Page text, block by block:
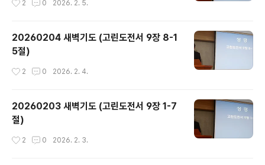
2 0 2026. 2. 5.
20260204 새벽기도 (고린도전서 9장 8-1
5절)
2 0 2026. 2. 4.
20260203 새벽기도 (고린도전서 9장 1-7
절)
2 0 2026. 2. 3.